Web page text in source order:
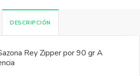
DESCRIPCIÓN
Rey Zipper por 90 gr A